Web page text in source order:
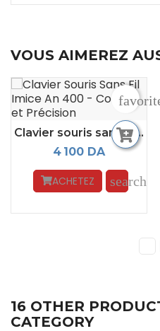
VOUS AIMEREZ
Clavier souris sans fil...
4 100 DA
ACHETEZ search
16 OTHER
CATEGORY